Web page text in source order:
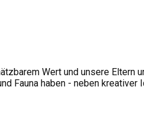
Wert und unsere Eltern
Fauna haben - neben kreativer